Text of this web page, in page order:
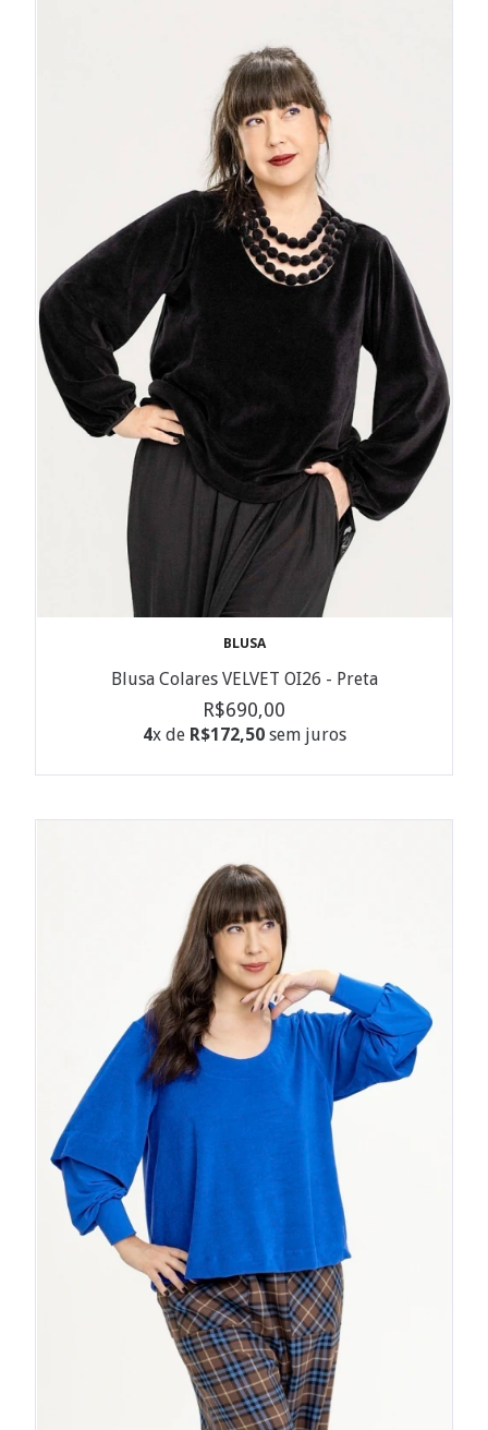
BLUSA
Blusa Colares VELVET OI26 - Preta
R$690,00
4x de R$172,50sem juros